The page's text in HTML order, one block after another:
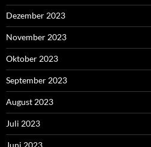
Dezember 2023
November 2023
Oktober 2023
September 2023
August 2023
Juli 2023